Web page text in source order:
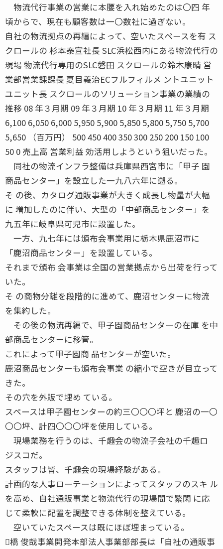
物流代行事業の営業に本腰を入れ始めたのは〇四 年
頃からで、現在も顧客数は一〇数社に過ぎない。
自社の物流拠点の再編によって、空いたスペースを有 ス
クロールの 杉本泰宣社長 SLC浜松西内にある物流代行の
現場 物流代行専用のSLC磐田 スクロールの鈴木康晴 営
業部営業課課長 夏目義治ECフルフィルメ ントユニット
ユニット長 スクロールのソリューション事業の業績の
推移 08 年３月期 09 年３月期 10 年３月期 11 年３月期
6,100 6,050 6,000 5,950 5,900 5,850 5,800 5,750 5,700
5,650 （百万円） 500 450 400 350 300 250 200 150 100
50 0 売上高 営業利益 効活用しようという狙いだった。
同社の物流インフラ整備は兵庫県西宮市に「甲子 園
商品センター」を設立した一九八六年に遡る。
そ の後、カタログ通販事業が大きく成長し物量が大幅
に 増加したのに伴い、大型の「中部商品センター」を
九五年に岐阜県可児市に設置した。
一方、九七年には頒布会事業用に栃木県鹿沼市に
「鹿沼商品センター」を設置している。
それまで頒布 会事業は全国の営業拠点から出荷を行って
いた。
そ の商物分離を段階的に進めて、鹿沼センターに物流
を集約した。
その後の物流再編で、甲子園商品センターの在庫 を中
部商品センターに移管。
これによって甲子園商 品センターが空いた。
鹿沼商品センターも頒布会事業 の縮小で空きが目立って
きた。
その穴を外販で埋め ている。
スペースは甲子園センターの約三〇〇〇坪と 鹿沼の一〇
〇〇坪、計四〇〇〇坪を使用している。
現場業務を行うのは、千趣会の物流子会社の千趣ロ
ジスコだ。
スタッフは皆、千趣会の現場経験がある。
計画的な人事ローテーションによってスタッフのスキ ル
を高め、自社通販事業と物流代行の現場間で繁閑 に応
じて柔軟に配置を調整できる体制を整えている。
空いていたスペースは既にほぼ埋まっている。
橋 俊哉事業開発本部法人事業部部長は「自社の通販事